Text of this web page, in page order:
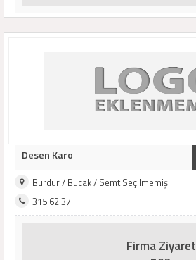
Desen Karo
Burdur / Bucak / Semt Seçilmemiş
315 62 37
Firma Ziyaret